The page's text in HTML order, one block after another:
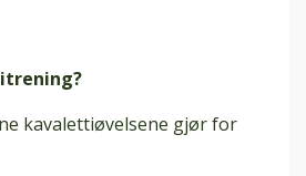
kavalettiøvelsene gjør for